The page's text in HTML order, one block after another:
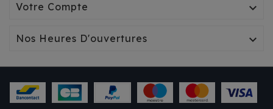
Votre Compte 
Nos Heures D'ouvertures 